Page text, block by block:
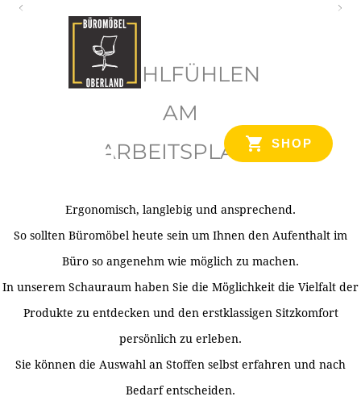
SHOP
WOHLFÜHLEN
AM
ARBEITSPLATZ
Ergonomisch, langlebig und ansprechend.
So sollten Büromöbel heute sein um Ihnen den Aufenthalt im
Büro so angenehm wie möglich zu machen.
In unserem Schauraum haben Sie die Möglichkeit die Vielfalt der
Produkte zu entdecken und den erstklassigen Sitzkomfort
persönlich zu erleben.
Sie können die Auswahl an Stoffen selbst erfahren und nach
Bedarf entscheiden.